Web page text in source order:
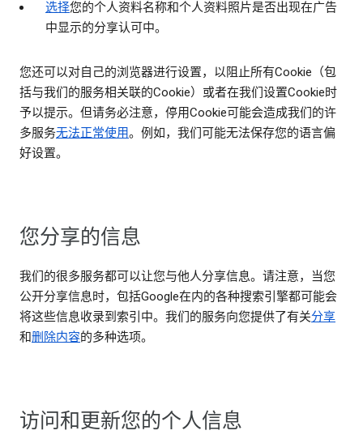
选择您的个人资料名称和个人资料照片是否出现在广告
中显示的分享认可中。
您还可以对自己的浏览器进行设置，以阻止所有Cookie（包
括与我们的服务相关联的Cookie）或者在我们设置Cookie时
予以提示。但请务必注意，停用Cookie可能会造成我们的许
多服务无法正常使用。例如，我们可能无法保存您的语言偏
好设置。
您分享的信息
我们的很多服务都可以让您与他人分享信息。请注意，当您
公开分享信息时，包括Google在内的各种搜索引擎都可能会
将这些信息收录到索引中。我们的服务向您提供了有关分享
和删除内容的多种选项。
访问和更新您的个人信息